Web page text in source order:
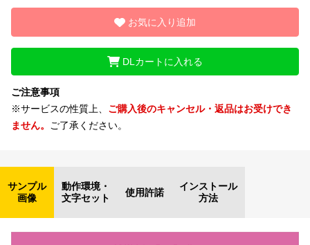
お気に入り追加
DLカートに入れる
ご注意事項
※サービスの性質上、 ご購入後のキャンセル・返品はお受けでき
ません。 ご了承ください。
サンプル
画像
動作環境・
文字セット
使用許諾
インストール
方法